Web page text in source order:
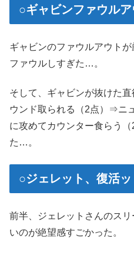
○ギャビンファウル
ギャビンのファウルアウト
ファウルしすぎた…。
そして、ギャビンが抜けた
ウンド取られる（2点）⇒ニ
に攻めてカウンター食らう
た…。
○ジェレット、復活ッ
前半、ジェレットさんのス
いのが絶望感すごかった。